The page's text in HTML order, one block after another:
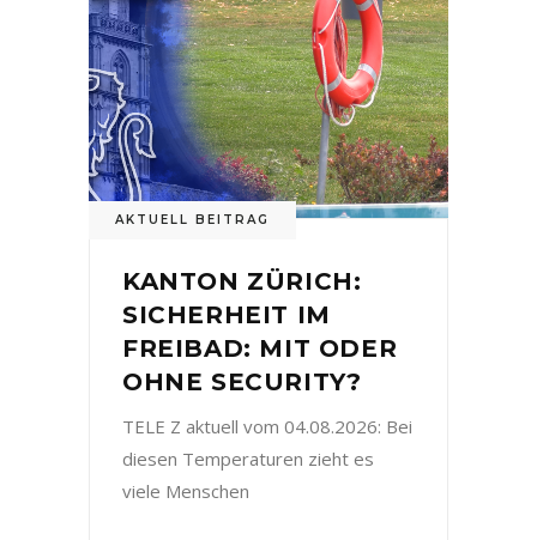
AKTUELL BEITRAG
KANTON ZÜRICH:
SICHERHEIT IM
FREIBAD: MIT ODER
OHNE SECURITY?
TELE Z aktuell vom 04.08.2026: Bei
diesen Temperaturen zieht es
viele Menschen